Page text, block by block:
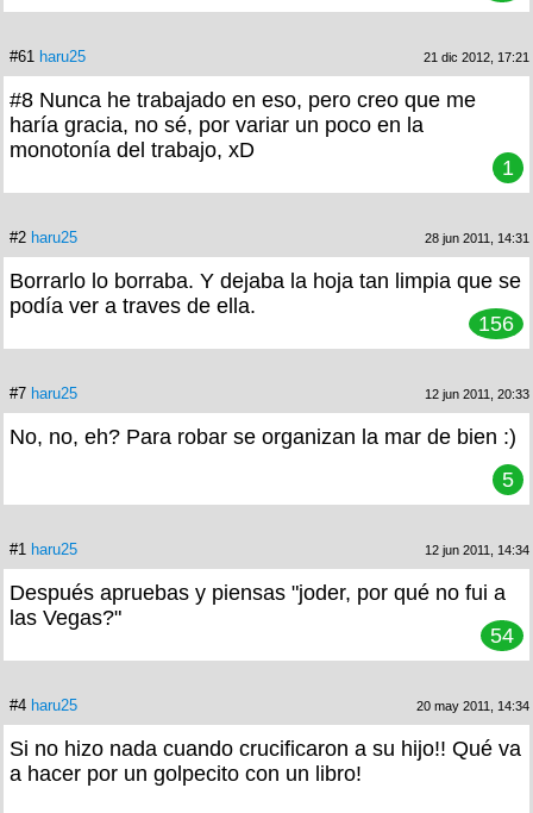
#61 haru25 21 dic 2012, 17:21
#8 Nunca he trabajado en eso, pero creo que me
haría gracia, no sé, por variar un poco en la
monotonía del trabajo, xD
1
#2 haru25 28 jun 2011, 14:31
Borrarlo lo borraba. Y dejaba la hoja tan limpia que se
podía ver a traves de ella.
156
#7 haru25 12 jun 2011, 20:33
No, no, eh? Para robar se organizan la mar de bien :)
5
#1 haru25 12 jun 2011, 14:34
Después apruebas y piensas "joder, por qué no fui a
las Vegas?"
54
#4 haru25 20 may 2011, 14:34
Si no hizo nada cuando crucificaron a su hijo!! Qué va
a hacer por un golpecito con un libro!